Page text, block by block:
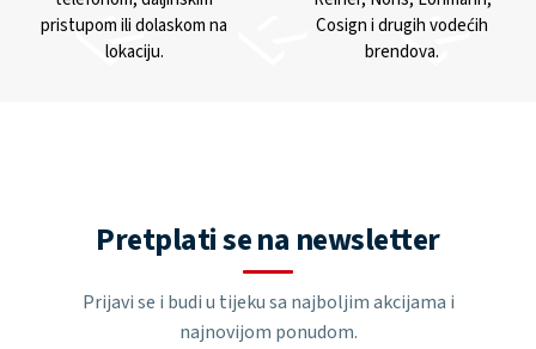
pristupom ili dolaskom na
lokaciju.
Cosign i drugih vodećih
brendova.
Pretplati se na newsletter
Prijavi se i budi u tijeku sa najboljim akcijama i
najnovijom ponudom.